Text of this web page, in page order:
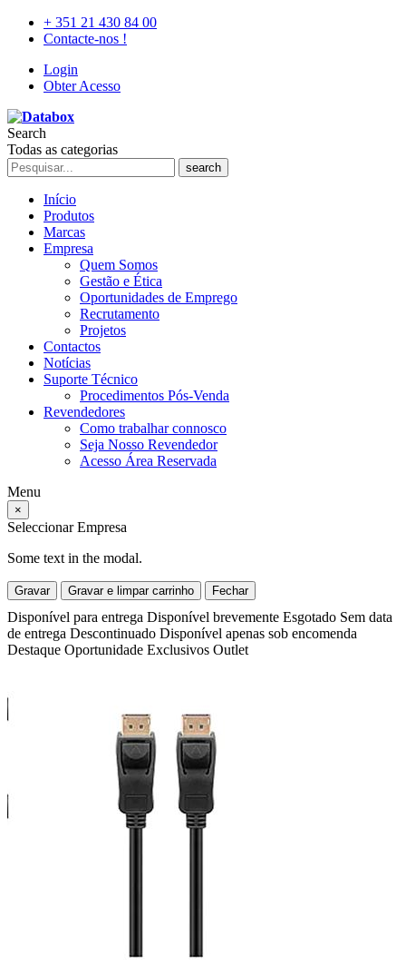
+ 351 21 430 84 00
Contacte-nos !
Login
Obter Acesso
Search
Todas as categorias
search
Início
Produtos
Marcas
Empresa
Quem Somos
Gestão e Ética
Oportunidades de Emprego
Recrutamento
Projetos
Contactos
Notícias
Suporte Técnico
Procedimentos Pós-Venda
Revendedores
Como trabalhar connosco
Seja Nosso Revendedor
Acesso Área Reservada
Menu
×
Seleccionar Empresa
Some text in the modal.
Gravar Gravar e limpar carrinho Fechar
Disponível para entrega Disponível brevemente Esgotado Sem data
de entrega Descontinuado Disponível apenas sob encomenda
Destaque Oportunidade Exclusivos Outlet